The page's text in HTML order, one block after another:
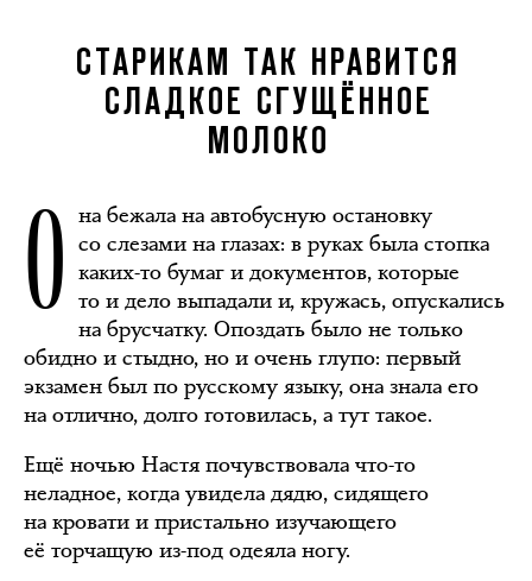
СТАРИКАМ ТАК НРАВИТСЯ
СЛАДКОЕ СГУЩЁННОЕ
МОЛОКО
О на бежала на автобусную остановку
со слезами на глазах: в руках была стопка
каких-то бумаг и документов, которые
то и дело выпадали и, кружась, опускались
на брусчатку. Опоздать было не только
обидно и стыдно, но и очень глупо: первый
экзамен был по русскому языку, она знала его
на отлично, долго готовилась, а тут такое.
Ещё ночью Настя почувствовала что-то
неладное, когда увидела дядю, сидящего
на кровати и пристально изучающего
её торчащую из-под одеяла ногу.